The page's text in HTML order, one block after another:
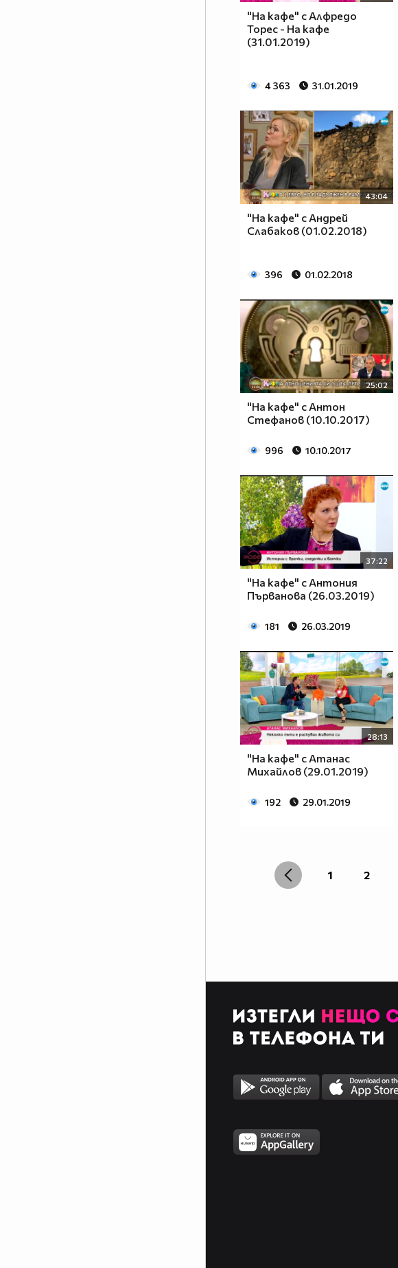
"На кафе" с Алфредо
Торес - На кафе
(31.01.2019)
4 363 31.01.2019
43:04
"На кафе" с Андрей
Слабаков (01.02.2018)
396 01.02.2018
25:02
"На кафе" с Антон
Стефанов (10.10.2017)
996 10.10.2017
37:22
"На кафе" с Антония
Първанова (26.03.2019)
181 26.03.2019
28:13
"На кафе" с Атанас
Михайлов (29.01.2019)
192 29.01.2019
1 2